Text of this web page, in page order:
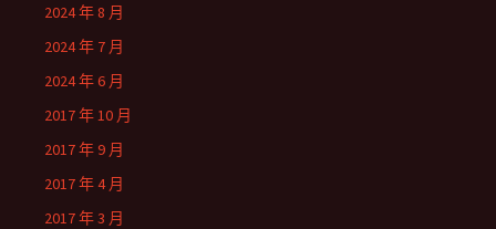
2024 年 8 月
2024 年 7 月
2024 年 6 月
2017 年 10 月
2017 年 9 月
2017 年 4 月
2017 年 3 月